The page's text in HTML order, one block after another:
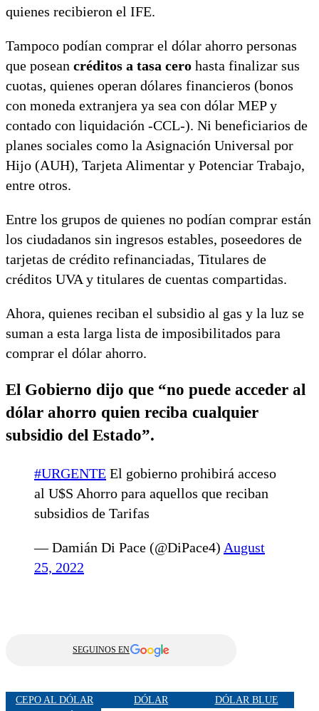
quienes recibieron el IFE.
Tampoco podían comprar el dólar ahorro personas
que posean créditos a tasa cero hasta finalizar sus
cuotas, quienes operan dólares financieros (bonos
con moneda extranjera ya sea con dólar MEP y
contado con liquidación -CCL-). Ni beneficiarios de
planes sociales como la Asignación Universal por
Hijo (AUH), Tarjeta Alimentar y Potenciar Trabajo,
entre otros.
Entre los grupos de quienes no podían comprar están
los ciudadanos sin ingresos estables, poseedores de
tarjetas de crédito refinanciadas, Titulares de
créditos UVA y titulares de cuentas compartidas.
Ahora, quienes reciban el subsidio al gas y la luz se
suman a esta larga lista de imposibilitados para
comprar el dólar ahorro.
El Gobierno dijo que “no puede acceder al
dólar ahorro quien reciba cualquier
subsidio del Estado”.
#URGENTE El gobierno prohibirá acceso
al U$S Ahorro para aquellos que reciban
subsidios de Tarifas
— Damián Di Pace (@DiPace4) August
25, 2022
SEGUINOS EN
CEPO AL DÓLAR DÓLAR
DÓLAR BLUE